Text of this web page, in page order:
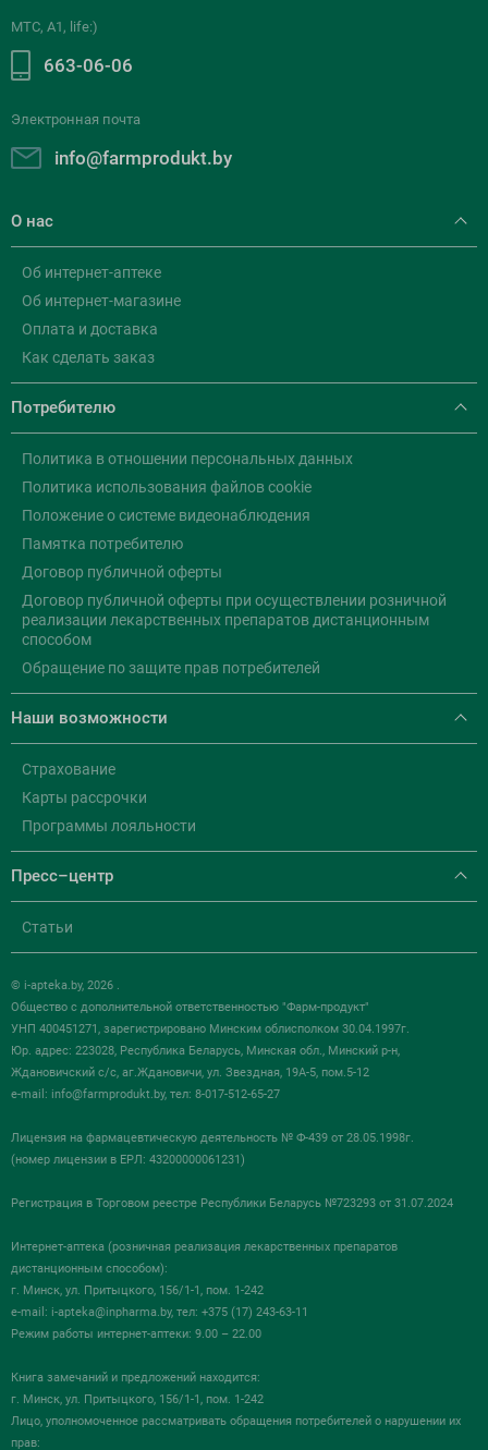
МТС, A1, life:)
663-06-06
Электронная почта
info@farmprodukt.by
О нас
Об интернет-аптеке
Об интернет-магазине
Оплата и доставка
Как сделать заказ
Потребителю
Политика в отношении персональных данных
Политика использования файлов cookie
Положение о системе видеонаблюдения
Памятка потребителю
Договор публичной оферты
Договор публичной оферты при осуществлении розничной
реализации лекарственных препаратов дистанционным
способом
Обращение по защите прав потребителей
Наши возможности
Страхование
Карты рассрочки
Программы лояльности
Пресс–центр
Статьи
© i-apteka.by, 2026 .
Общество с дополнительной ответственностью "Фарм-продукт"
УНП 400451271, зарегистрировано Минским облисполком 30.04.1997г.
Юр. адрес: 223028, Республика Беларусь, Минская обл., Минский р-н,
Ждановичский с/с, аг.Ждановичи, ул. Звездная, 19А-5, пом.5-12
e-mail: info@farmprodukt.by, тел: 8-017-512-65-27
Лицензия на фармацевтическую деятельность № Ф-439 от 28.05.1998г.
(номер лицензии в ЕРЛ: 43200000061231)
Регистрация в Торговом реестре Республики Беларусь №723293 от 31.07.2024
Интернет-аптека (розничная реализация лекарственных препаратов
дистанционным способом):
г. Минск, ул. Притыцкого, 156/1-1, пом. 1-242
e-mail: i-apteka@inpharma.by, тел: +375 (17) 243-63-11
Режим работы интернет-аптеки: 9.00 – 22.00
Книга замечаний и предложений находится:
г. Минск, ул. Притыцкого, 156/1-1, пом. 1-242
Лицо, уполномоченное рассматривать обращения потребителей о нарушении их
прав: